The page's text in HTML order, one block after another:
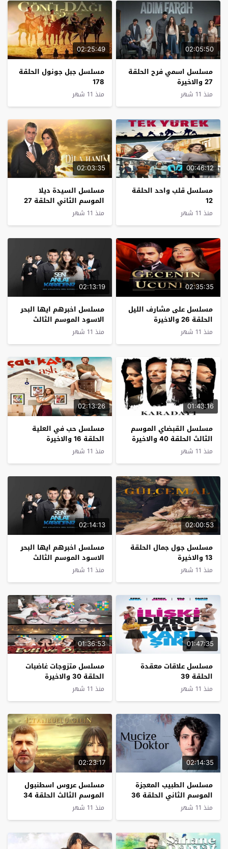
02:05:50
مسلسل اسمي فرح الحلقة
27 والاخيرة
منذ 11 شهر
02:25:49
مسلسل جبل جونول الحلقة
178
منذ 11 شهر
00:46:12
مسلسل قلب واحد الحلقة
12
منذ 11 شهر
02:03:35
مسلسل السيدة ديلا
الموسم الثاني الحلقة 27
الاخيرة
منذ 11 شهر
02:35:35
مسلسل على مشارف الليل
الحلقة 26 والاخيرة
منذ 11 شهر
02:13:19
مسلسل اخبرهم ايها البحر
الاسود الموسم الثالث
الحلقة 10
منذ 11 شهر
01:43:16
مسلسل القبضاي الموسم
الثالث الحلقة 40 والاخيرة
منذ 11 شهر
02:13:26
مسلسل حب في العلية
الحلقة 16 والاخيرة
منذ 11 شهر
02:00:53
مسلسل جول جمال الحلقة
13 والاخيرة
منذ 11 شهر
02:14:13
مسلسل اخبرهم ايها البحر
الاسود الموسم الثالث
الحلقة 9
منذ 11 شهر
01:47:35
مسلسل علاقات معقدة
الحلقة 39
منذ 11 شهر
01:36:53
مسلسل متزوجات غاضبات
الحلقة 30 والاخيرة
منذ 11 شهر
02:14:35
مسلسل الطبيب المعجزة
الموسم الثاني الحلقة 36
الاخيرة
منذ 11 شهر
02:23:17
مسلسل عروس اسطنبول
الموسم الثالث الحلقة 34
والاخيرة
منذ 11 شهر